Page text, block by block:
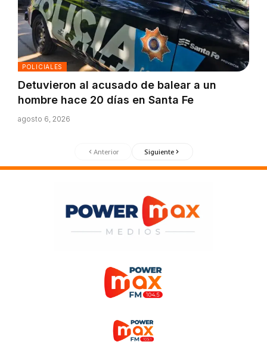
POLICIALES
Detuvieron al acusado de balear a un
hombre hace 20 días en Santa Fe
agosto 6, 2026
Anterior Siguiente